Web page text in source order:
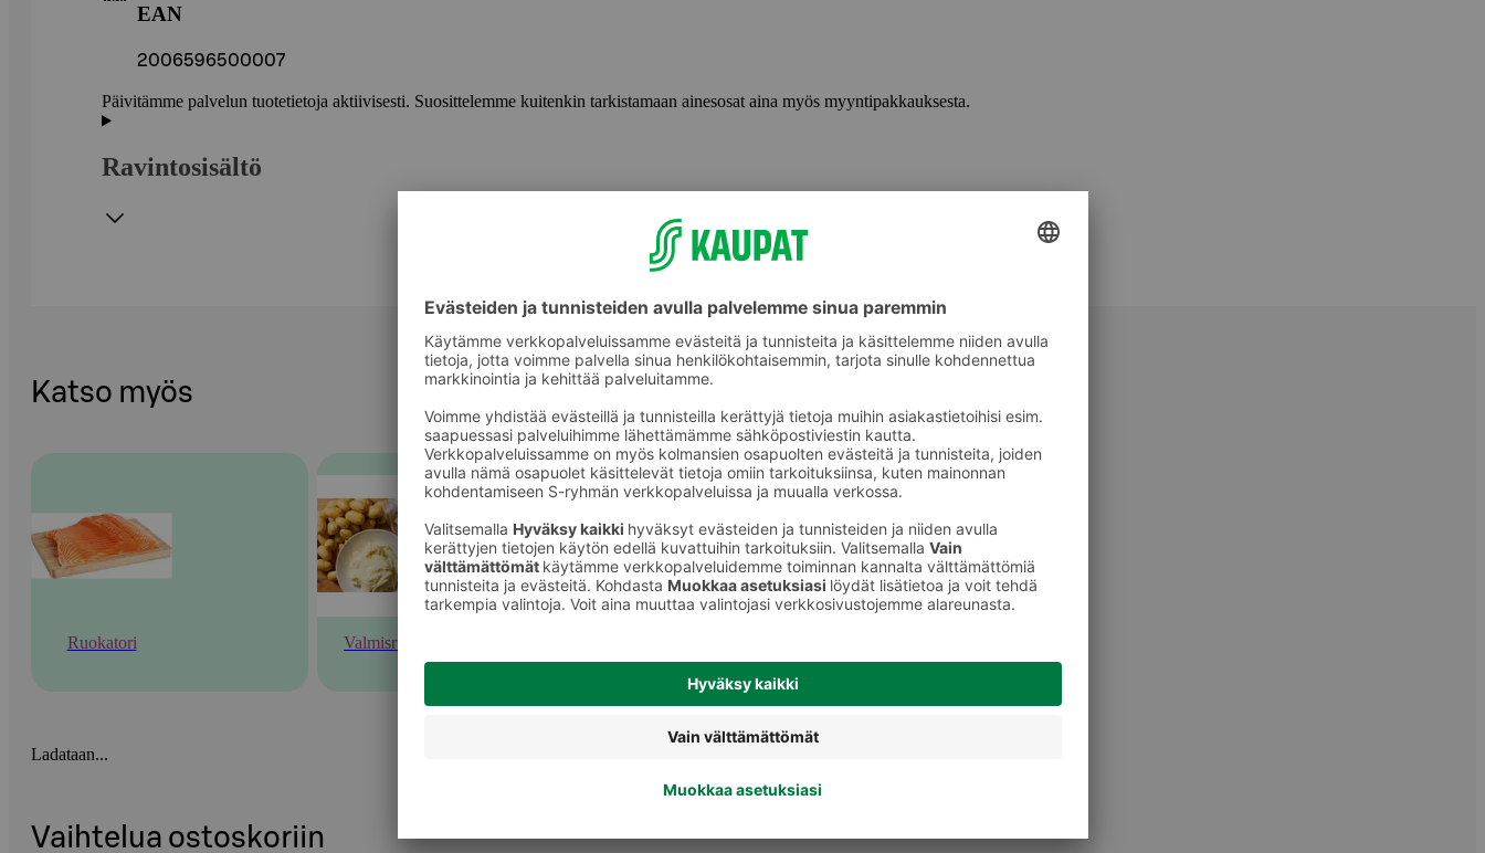
EAN
2006596500007
Päivitämme palvelun tuotetietoja aktiivisesti. Suosittelemme kuitenkin tarkistamaan ainesosat aina myös myyntipakkauksesta.
Ravintosisältö
Katso myös
Ruokatori Valmisruoka
Ladataan...
Vaihtelua ostoskoriin